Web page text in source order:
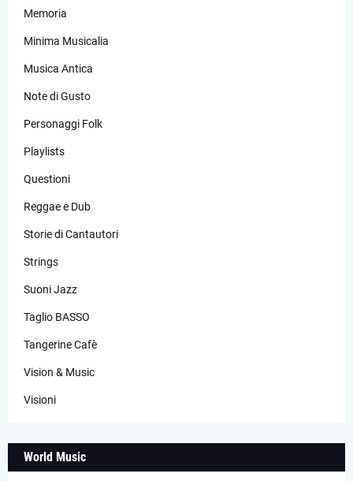
Memoria
Minima Musicalia
Musica Antica
Note di Gusto
Personaggi Folk
Playlists
Questioni
Reggae e Dub
Storie di Cantautori
Strings
Suoni Jazz
Taglio BASSO
Tangerine Cafè
Vision & Music
Visioni
World Music